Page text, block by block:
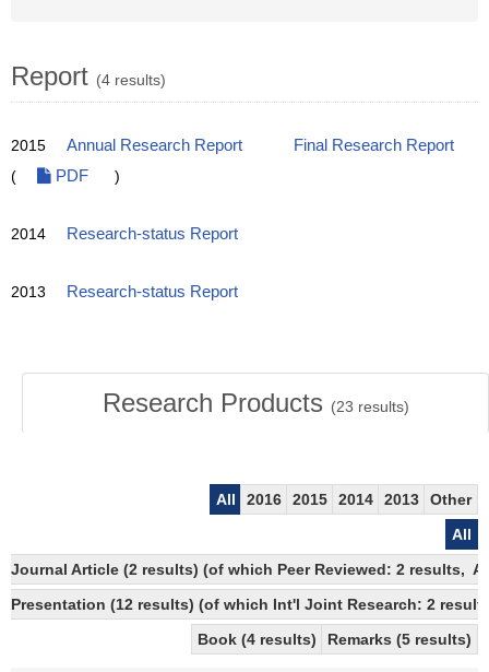
Report (4 results)
2015 Annual Research Report
Final Research Report
(
PDF )
2014 Research-status Report
2013 Research-status Report
Research Products (23 results)
All 2016 2015 2014 2013
Other
All
Journal Article (2 results) (of which Peer Reviewed: 2 results,
Presentation (12 results) (of which Int'l Joint Research: 2
Book (4 results)
Remarks (5 results)